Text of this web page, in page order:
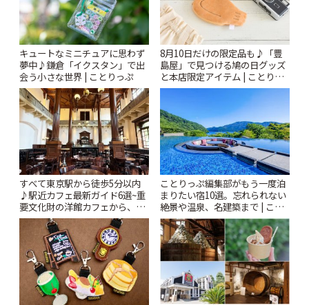
キュートなミニチュアに思わず
夢中♪鎌倉「イクスタン」で出
会う小さな世界 | ことりっぷ
8月10日だけの限定品も♪「豊
島屋」で見つける鳩の日グッズ
と本店限定アイテム | ことりっ
ぷ
すべて東京駅から徒歩5分以内
♪駅近カフェ最新ガイド6選~重
要文化財の洋館カフェから、改
札すぐのレトロ喫茶まで~ | こと
りっぷ
ことりっぷ編集部がもう一度泊
まりたい宿10選。忘れられない
絶景や温泉、名建築まで | こと
りっぷ